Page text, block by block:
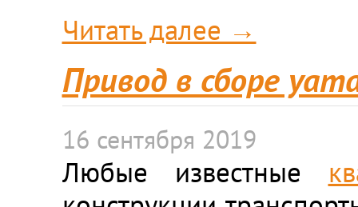
Читать далее →
Привод в сборе
16 сентября 2019
Любые известные